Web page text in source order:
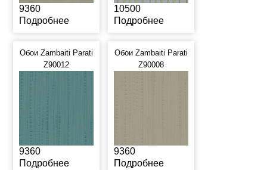
9360
Подробнее
10500
Подробнее
Обои Zambaiti Parati
Z90012
9360
Подробнее
Обои Zambaiti Parati
Z90008
9360
Подробнее